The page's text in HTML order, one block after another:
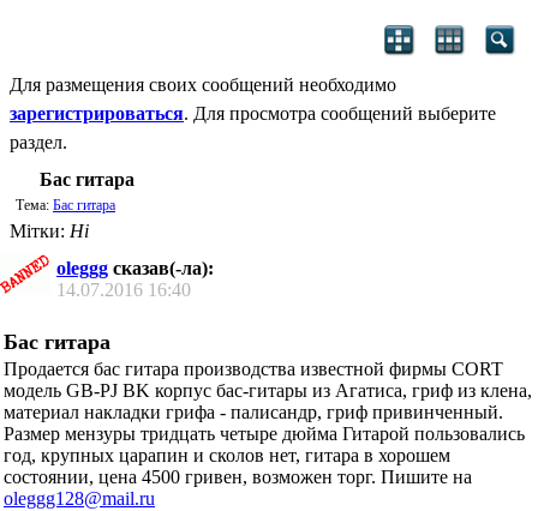
Для размещения своих сообщений необходимо
зарегистрироваться. Для просмотра сообщений выберите
раздел.
Бас гитара
Тема: Бас гитара
Мітки: Ні
oleggg сказав(-ла):
14.07.2016 16:40
Бас гитара
Продается бас гитара производства известной фирмы CORT
модель GB-PJ BK корпус бас-гитары из Агатиса, гриф из клена,
материал накладки грифа - палисандр, гриф привинченный.
Размер мензуры тридцать четыре дюйма Гитарой пользовались
год, крупных царапин и сколов нет, гитара в хорошем
состоянии, цена 4500 гривен, возможен торг. Пишите на
oleggg128@mail.ru